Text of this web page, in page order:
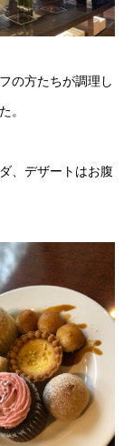
の方たちが調理し
。
、デザートはお腹